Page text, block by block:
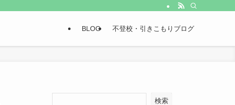
BLOG 不登校・引きこもりブログ
検索